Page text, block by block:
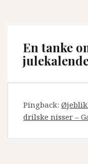
En tanke
Pingback:
drilske nisser –